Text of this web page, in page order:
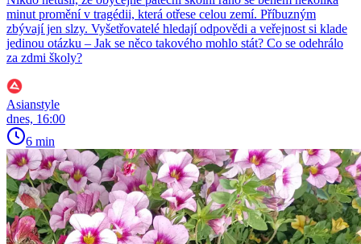
minut promění v tragédii, která otřese celou zemí. Příbuzným
zbývají jen slzy. Vyšetřovatelé hledají odpovědi a veřejnost si klade
jedinou otázku – Jak se něco takového mohlo stát? Co se odehrálo
za zdmi školy?
Asianstyle
dnes, 16:00
6 min